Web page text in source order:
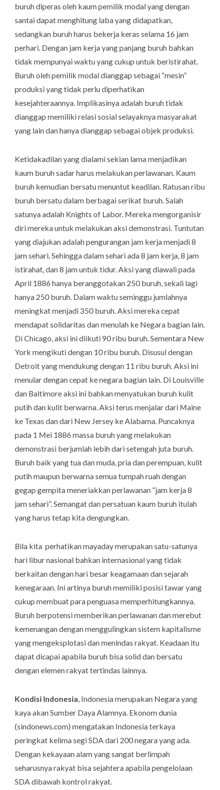
buruh diperas oleh kaum pemilik modal yang dengan
santai dapat menghitung laba yang didapatkan,
sedangkan buruh harus bekerja keras selama 16 jam
perhari. Dengan jam kerja yang panjang buruh bahkan
tidak mempunyai waktu yang cukup untuk beristirahat.
Buruh oleh pemilik modal dianggap sebagai “mesin”
produksi yang tidak perlu diperhatikan
kesejahteraannya. Implikasinya adalah buruh tidak
dianggap memiliki relasi sosial selayaknya masyarakat
yang lain dan hanya dianggap sebagai objek produksi.
Ketidakadilan yang dialami sekian lama menjadikan
kaum buruh sadar harus melakukan perlawanan. Kaum
buruh kemudian bersatu menuntut keadilan. Ratusan ribu
buruh bersatu dalam berbagai serikat buruh. Salah
satunya adalah Knights of Labor. Mereka mengorganisir
diri mereka untuk melakukan aksi demonstrasi. Tuntutan
yang diajukan adalah pengurangan jam kerja menjadi 8
jam sehari. Sehingga dalam sehari ada 8 jam kerja, 8 jam
istirahat, dan 8 jam untuk tidur. Aksi yang diawali pada
April 1886 hanya beranggotakan 250 buruh, sekali lagi
hanya 250 buruh. Dalam waktu seminggu jumlahnya
meningkat menjadi 350 buruh. Aksi mereka cepat
mendapat solidaritas dan menulah ke Negara bagian lain.
Di Chicago, aksi ini diikuti 90 ribu buruh. Sementara New
York mengikuti dengan 10 ribu buruh. Disusul dengan
Detroit yang mendukung dengan 11 ribu buruh. Aksi ini
menular dengan cepat ke negara bagian lain. Di Louisville
dan Baltimore aksi ini bahkan menyatukan buruh kulit
putih dan kulit berwarna. Aksi terus menjalar dari Maine
ke Texas dan dari New Jersey ke Alabama. Puncaknya
pada 1 Mei 1886 massa buruh yang melakukan
demonstrasi berjumlah lebih dari setengah juta buruh.
Buruh baik yang tua dan muda, pria dan perempuan, kulit
putih maupun berwarna semua tumpah ruah dengan
gegap gempita meneriakkan perlawanan “jam kerja 8
jam sehari”. Semangat dan persatuan kaum buruh itulah
yang harus tetap kita dengungkan.
Bila kita perhatikan mayaday merupakan satu-satunya
hari libur nasional bahkan internasional yang tidak
berkaitan dengan hari besar keagamaan dan sejarah
kenegaraan. Ini artinya buruh memiliki posisi tawar yang
cukup membuat para penguasa memperhitungkannya.
Buruh berpotensi memberikan perlawanan dan merebut
kemenangan dengan menggulingkan sistem kapitalisme
yang mengeksplotasi dan menindas rakyat. Keadaan itu
dapat dicapai apabila buruh bisa solid dan bersatu
dengan elemen rakyat tertindas lainnya.
Kondisi Indonesia, Indonesia merupakan Negara yang
kaya akan Sumber Daya Alamnya. Ekonom dunia
(sindonews.com) mengatakan Indonesia terkaya
peringkat kelima segi SDA dari 200 negara yang ada.
Dengan kekayaan alam yang sangat berlimpah
seharusnya rakyat bisa sejahtera apabila pengelolaan
SDA dibawah kontrol rakyat.